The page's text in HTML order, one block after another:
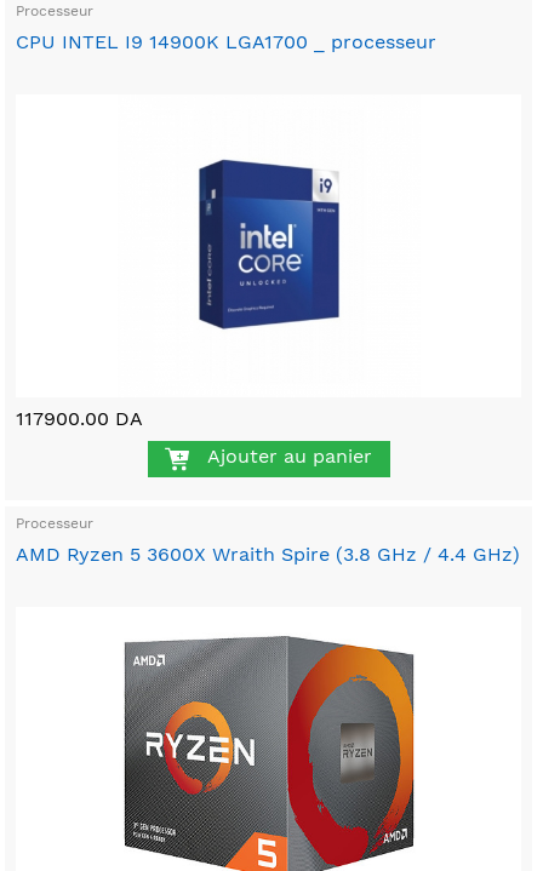
Processeur
CPU INTEL I9 14900K LGA1700 _ processeur
117900.00 DA
Ajouter au panier
Processeur
AMD Ryzen 5 3600X Wraith Spire (3.8 GHz / 4.4 GHz)